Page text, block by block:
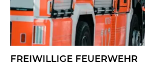
FREI­WIL­LI­GE FEU­ER­WEHR